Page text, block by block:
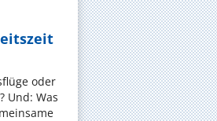
oder
Und: Was